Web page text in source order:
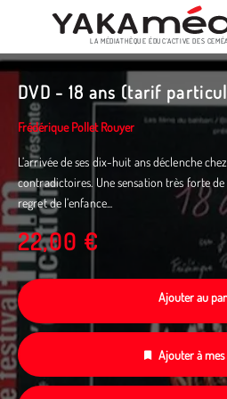
Aller
contenu
principal
LA MÉDIATHÈQUE ÉDUC’ACTIVE DES CEMÉA
DVD - 18 ans (tarif
Frédérique Pollet Rouyer
L’arrivée de ses dix-huit ans déclenche
contradictoires. Une sensation très forte de
regret de l’enfance...
22,00 €
Ajouter au
Ajouter à mes